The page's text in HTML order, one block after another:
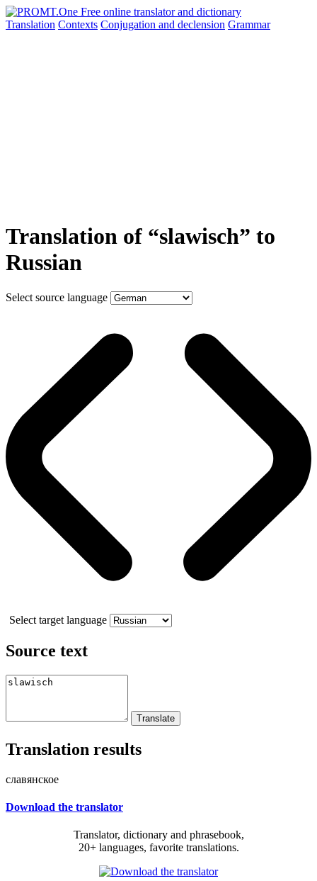
Translation Contexts Conjugation and declension Grammar
Translation of “slawisch” to
Russian
Select source language
Select target language
Source text
Translation results
славянское
Download the translator
Translator, dictionary and phrasebook,
20+ languages, favorite translations.